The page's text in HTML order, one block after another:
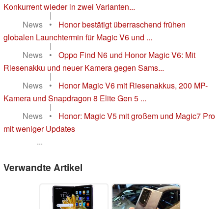
Konkurrent wieder in zwei Varianten...
|
News
•
Honor bestätigt überraschend frühen
globalen Launchtermin für Magic V6 und ...
|
News
•
Oppo Find N6 und Honor Magic V6: Mit
Riesenakku und neuer Kamera gegen Sams...
|
News
•
Honor Magic V6 mit Riesenakkus, 200 MP-
Kamera und Snapdragon 8 Elite Gen 5 ...
|
News
•
Honor: Magic V5 mit großem und Magic7 Pro
mit weniger Updates
...
Verwandte Artikel